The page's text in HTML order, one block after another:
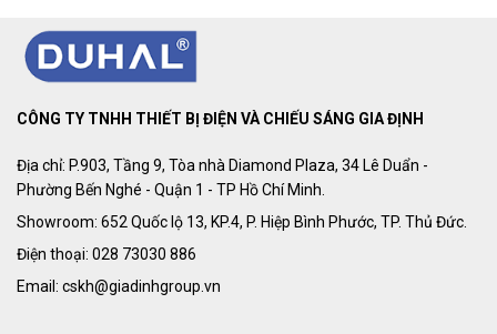
CÔNG TY TNHH THIẾT BỊ ĐIỆN VÀ CHIẾU SÁNG GIA ĐỊNH
Địa chỉ: P.903, Tầng 9, Tòa nhà Diamond Plaza, 34 Lê Duẩn -
Phường Bến Nghé - Quận 1 - TP Hồ Chí Minh.
Showroom: 652 Quốc lộ 13, KP.4, P. Hiệp Bình Phước, TP. Thủ Đức.
Điện thoại: 028 73030 886
Email: cskh@giadinhgroup.vn